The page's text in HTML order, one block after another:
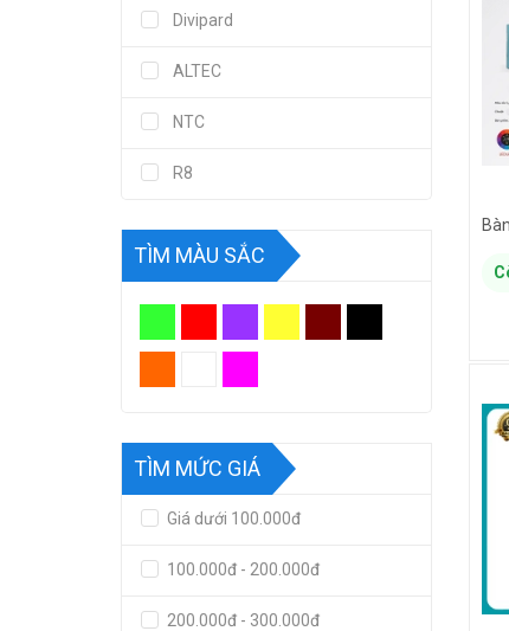
Divipard
ALTEC
NTC
R8
TÌM MÀU SẮC
TÌM MỨC GIÁ
Giá dưới 100.000đ
100.000đ - 200.000đ
200.000đ - 300.000đ